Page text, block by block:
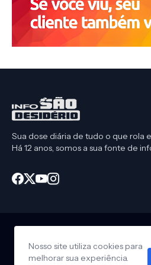
Sua dose diária de tudo o que rola
Há 12 anos, somos a sua fonte de
InícioCEP São Desidério
Anuncie em
Nosso site utiliza cookies para
melhorar sua experiência.